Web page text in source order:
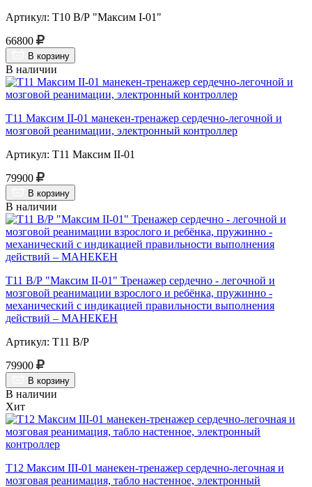
Артикул: Т10 В/Р "Максим I-01"
66800
В корзину
В наличии
Т11 Максим II-01 манекен-тренажер сердечно-легочной и
мозговой реанимации, электронный контроллер
Артикул: Т11 Максим II-01
79900
В корзину
В наличии
Т11 В/Р "Максим II-01" Тренажер сердечно - легочной и
мозговой реанимации взрослого и ребёнка, пружинно -
механический с индикацией правильности выполнения
действий – МАНЕКЕН
Артикул: Т11 В/Р
79900
В корзину
В наличии
Хит
Т12 Максим III-01 манекен-тренажер сердечно-легочная и
мозговая реанимация, табло настенное, электронный